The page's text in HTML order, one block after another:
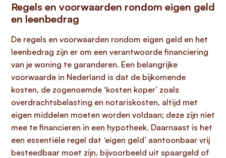
Regels en voorwaarden rondom eigen geld
en leenbedrag
De regels en voorwaarden rondom eigen geld en het
leenbedrag zijn er om een verantwoorde financiering
van je woning te garanderen. Een belangrijke
voorwaarde in Nederland is dat de bijkomende
kosten, de zogenoemde ‘kosten koper’ zoals
overdrachtsbelasting en notariskosten, altijd met
eigen middelen moeten worden voldaan; deze zijn niet
mee te financieren in een hypotheek. Daarnaast is het
een essentiële regel dat ‘eigen geld’ aantoonbaar vrij
besteedbaar moet zijn, bijvoorbeeld uit spaargeld of